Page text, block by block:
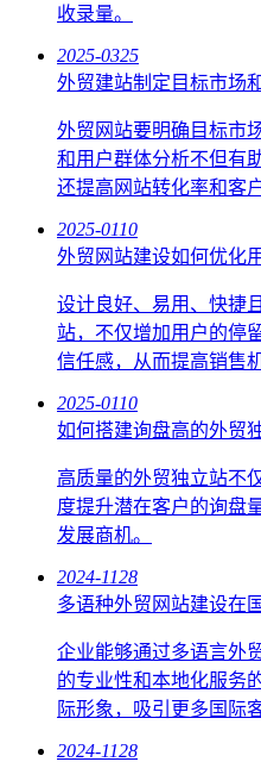
收录量。
2025-0325
外贸建站制定目标市场
外贸网站要明确目标市
和用户群体分析不但有
还提高网站转化率和客
2025-0110
外贸网站建设如何优化
设计良好、易用、快捷
站，不仅增加用户的停
信任感，从而提高销售
2025-0110
如何搭建询盘高的外贸
高质量的外贸独立站不
度提升潜在客户的询盘
发展商机。
2024-1128
多语种外贸网站建设在
企业能够通过多语言外
的专业性和本地化服务
际形象，吸引更多国际
2024-1128